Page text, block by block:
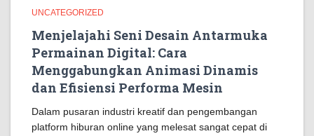
UNCATEGORIZED
Menjelajahi Seni Desain Antarmuka
Permainan Digital: Cara
Menggabungkan Animasi Dinamis
dan Efisiensi Performa Mesin
Dalam pusaran industri kreatif dan pengembangan
platform hiburan online yang melesat sangat cepat di